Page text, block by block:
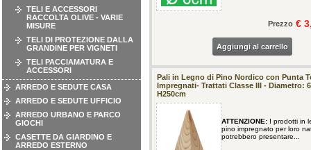
TELI E ACCESSORI
RACCOLTA OLIVE - VARIE
MISURE
TELI DI PROTEZIONE DALLA
GRANDINE PER VIGNETI
TELI PACCIAMATURA E
ACCESSORI
ARREDO E SEDUTE CASA
ARREDO E SEDUTE UFFICIO
ARREDO URBANO E PARCO
GIOCHI
CASETTE DA GIARDINO E
ARREDO ESTERNO
Prezzo €
Aggiungi al carrello
Pali in Legno di Pino Nordico con Punta
Impregnati- Trattati Classe III - Diametro:
H250cm
ATTENZIONE: I prodotti in
pino impregnato per loro
potrebbero presentare...